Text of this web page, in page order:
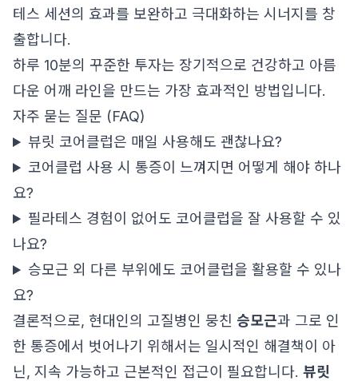
테스 세션의 효과를 보완하고 극대화하는 시너지를 창
출합니다.
하루 10분의 꾸준한 투자는 장기적으로 건강하고 아름
다운 어깨 라인을 만드는 가장 효과적인 방법입니다.
자주 묻는 질문 (FAQ)
뷰릿 코어클럽은 매일 사용해도 괜찮나요?
코어클럽 사용 시 통증이 느껴지면 어떻게 해야 하나
요?
필라테스 경험이 없어도 코어클럽을 잘 사용할 수 있
나요?
승모근 외 다른 부위에도 코어클럽을 활용할 수 있나
요?
결론적으로, 현대인의 고질병인 뭉친 승모근과 그로 인
한 통증에서 벗어나기 위해서는 일시적인 해결책이 아
닌, 지속 가능하고 근본적인 접근이 필요합니다. 뷰릿